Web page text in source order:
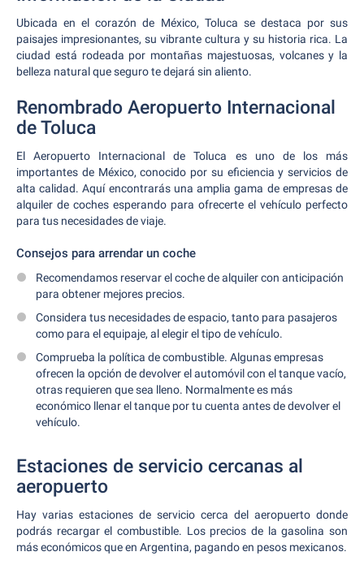
Ubicada en el corazón de México, Toluca se destaca por sus
paisajes impresionantes, su vibrante cultura y su historia rica. La
ciudad está rodeada por montañas majestuosas, volcanes y la
belleza natural que seguro te dejará sin aliento.
Renombrado Aeropuerto Internacional
de Toluca
El Aeropuerto Internacional de Toluca es uno de los más
importantes de México, conocido por su eficiencia y servicios de
alta calidad. Aquí encontrarás una amplia gama de empresas de
alquiler de coches esperando para ofrecerte el vehículo perfecto
para tus necesidades de viaje.
Consejos para arrendar un coche
Recomendamos reservar el coche de alquiler con anticipación
para obtener mejores precios.
Considera tus necesidades de espacio, tanto para pasajeros
como para el equipaje, al elegir el tipo de vehículo.
Comprueba la política de combustible. Algunas empresas
ofrecen la opción de devolver el automóvil con el tanque vacío,
otras requieren que sea lleno. Normalmente es más
económico llenar el tanque por tu cuenta antes de devolver el
vehículo.
Estaciones de servicio cercanas al
aeropuerto
Hay varias estaciones de servicio cerca del aeropuerto donde
podrás recargar el combustible. Los precios de la gasolina son
más económicos que en Argentina, pagando en pesos mexicanos.